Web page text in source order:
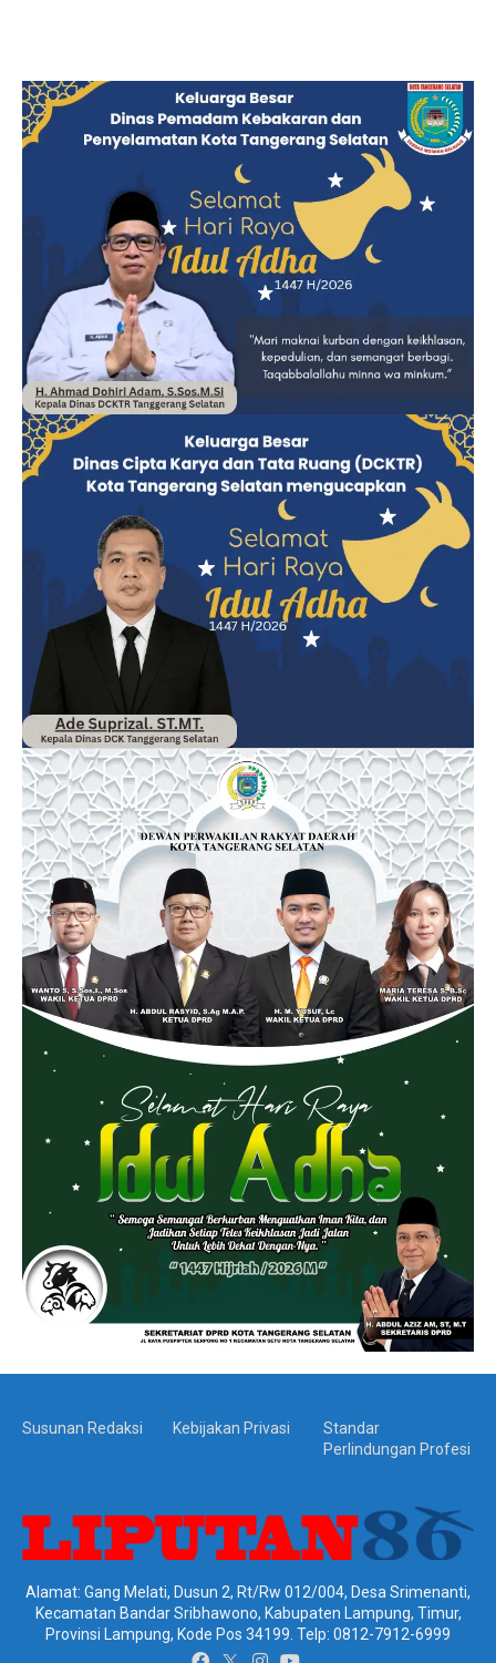
Susunan Redaksi Kebijakan Privasi
Standar
Perlindungan Profesi
Alamat: Gang Melati, Dusun 2, Rt/Rw 012/004, Desa Srimenanti,
Kecamatan Bandar Sribhawono, Kabupaten Lampung, Timur,
Provinsi Lampung, Kode Pos 34199. Telp: 0812-7912-6999